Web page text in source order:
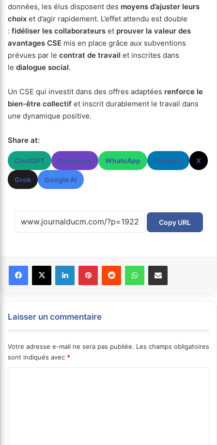
données, les élus disposent des moyens d’ajuster leurs
choix et d’agir rapidement. L’effet attendu est double
: fidéliser les collaborateurs et prouver la valeur des
avantages CSE mis en place grâce aux subventions
prévues par le contrat de travail et inscrites dans
le dialogue social.
Un CSE qui investit dans des offres adaptées renforce le
bien-être collectif et inscrit durablement le travail dans
une dynamique positive.
Share at:
ChatGPT Perplexity WhatsApp LinkedIn X
Grok Google AI
Copy URL
Laisser un commentaire
Votre adresse e-mail ne sera pas publiée. Les champs obligatoires
sont indiqués avec *